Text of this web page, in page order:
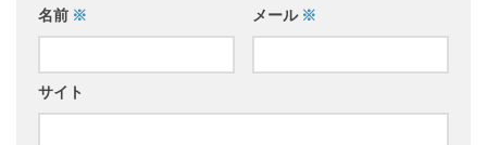
名前 ※ メール ※
サイト